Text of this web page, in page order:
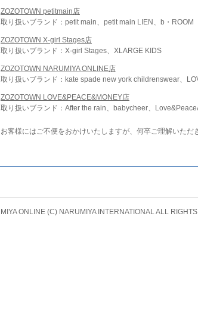
ZOZOTOWN petitmain店
取り扱いブランド：petit main、petit main LIEN、b・ROOM
ZOZOTOWN X-girl Stages店
取り扱いブランド：X-girl Stages、XLARGE KIDS
ZOZOTOWN NARUMIYA ONLINE店
取り扱いブランド：kate spade new york childrenswear、
ZOZOTOWN LOVE&PEACE&MONEY店
取り扱いブランド：After the rain、babycheer、
お客様にはご不便をおかけいたしますが、何卒ご理解いただ